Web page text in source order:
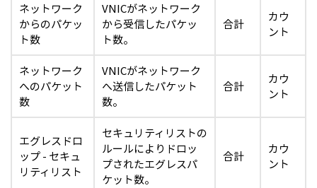
ネットワーク
からのパケッ
ト数
VNICがネットワーク
から受信したパケッ
ト数。
合計
カウ
ント
ネットワーク
へのパケット
数
VNICがネットワーク
へ送信したパケット
数。
合計
カウ
ント
エグレスドロ
ップ - セキュ
リティリスト
セキュリティリストの
ルールによりドロッ
プされたエグレスパ
ケット数。
合計
カウ
ント